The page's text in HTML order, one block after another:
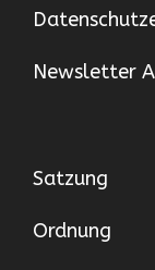
Newsletter
Satzung
Ordnung